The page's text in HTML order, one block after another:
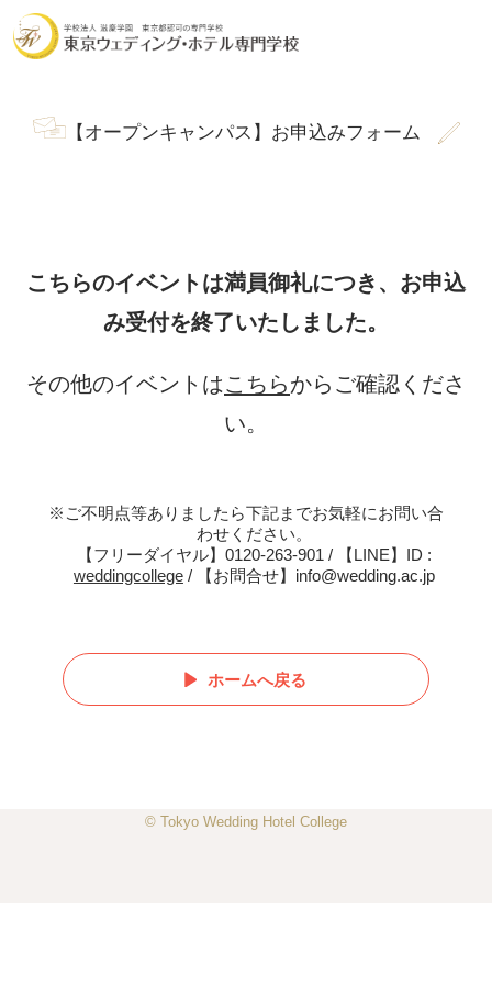
【オープンキャンパス】お申込みフォーム
こちらのイベントは満員御礼につき、 お申込
み受付を終了いたしました。
その他のイベントはこちらからご確認くださ
い。
※ご不明点等ありましたら下記までお気軽にお問い合
わせください。
【フリーダイヤル】0120-263-901 / 【LINE】ID :
weddingcollege/ 【お問合せ】info@wedding.ac.jp
ホームへ戻る
© Tokyo Wedding Hotel College